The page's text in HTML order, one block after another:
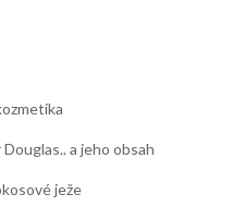
a jeho obsah
ježe